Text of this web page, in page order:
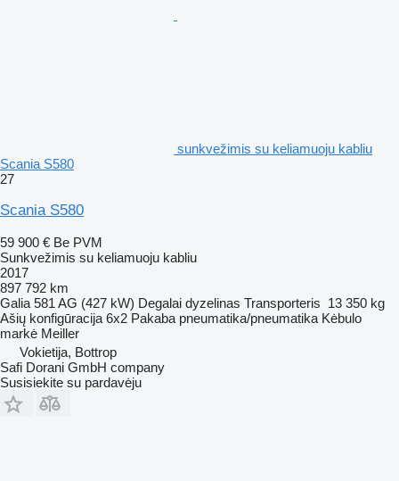
sunkvežimis su keliamuoju kabliu
Scania S580
27
Scania S580
59 900 € Be PVM
Sunkvežimis su keliamuoju kabliu
2017
897 792 km
Galia 581 AG (427 kW) Degalai dyzelinas Transporteris 13 350 kg
Ašių konfigūracija 6x2 Pakaba pneumatika/pneumatika Kėbulo
markė Meiller
Vokietija, Bottrop
Safi Dorani GmbH company
Susisiekite su pardavėju